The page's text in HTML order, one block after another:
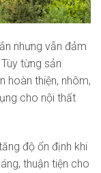
nhưng vẫn đảm
từng sản
hoàn thiện, nhôm,
cho nội thất
độ ổn định khi
thuận tiện cho